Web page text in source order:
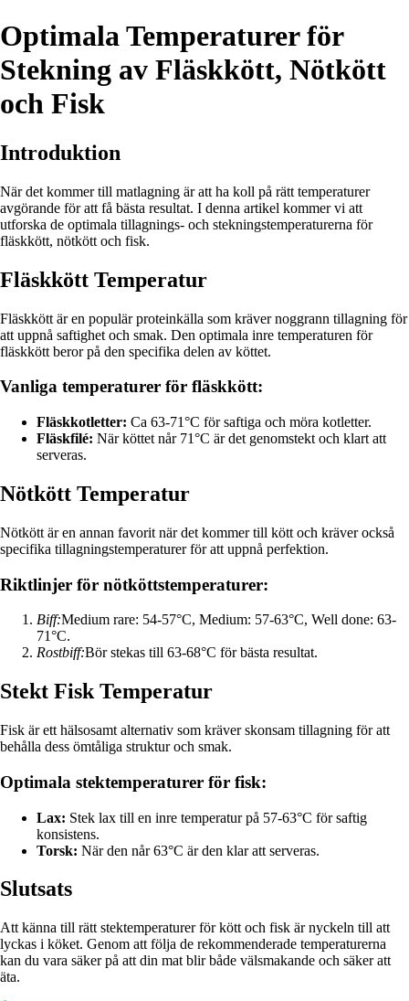
Optimala Temperaturer för
Stekning av Fläskkött, Nötkött
och Fisk
Introduktion
När det kommer till matlagning är att ha koll på rätt temperaturer
avgörande för att få bästa resultat. I denna artikel kommer vi att
utforska de optimala tillagnings- och stekningstemperaturerna för
fläskkött, nötkött och fisk.
Fläskkött Temperatur
Fläskkött är en populär proteinkälla som kräver noggrann tillagning för
att uppnå saftighet och smak. Den optimala inre temperaturen för
fläskkött beror på den specifika delen av köttet.
Vanliga temperaturer för fläskkött:
Fläskkotletter: Ca 63-71°C för saftiga och möra kotletter.
Fläskfilé: När köttet når 71°C är det genomstekt och klart att
serveras.
Nötkött Temperatur
Nötkött är en annan favorit när det kommer till kött och kräver också
specifika tillagningstemperaturer för att uppnå perfektion.
Riktlinjer för nötköttstemperaturer:
Biff:Medium rare: 54-57°C, Medium: 57-63°C, Well done: 63-
71°C.
Rostbiff:Bör stekas till 63-68°C för bästa resultat.
Stekt Fisk Temperatur
Fisk är ett hälsosamt alternativ som kräver skonsam tillagning för att
behålla dess ömtåliga struktur och smak.
Optimala stektemperaturer för fisk:
Lax: Stek lax till en inre temperatur på 57-63°C för saftig
konsistens.
Torsk: När den når 63°C är den klar att serveras.
Slutsats
Att känna till rätt stektemperaturer för kött och fisk är nyckeln till att
lyckas i köket. Genom att följa de rekommenderade temperaturerna
kan du vara säker på att din mat blir både välsmakande och säker att
äta.